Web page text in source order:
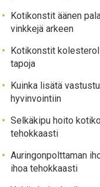
Kotikonstit äänen
vinkkejä arkeen
Kotikonstit
tapoja
Kuinka lisätä
hyvinvointiin
Selkäkipu hoito
tehokkaasti
Auringonpolttaman
ihoa tehokkaasti